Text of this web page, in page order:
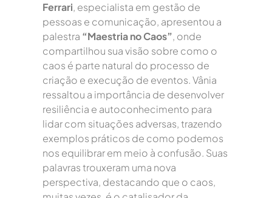
Ferrari, especialista em gestão de
pessoas e comunicação, apresentou a
palestra “Maestria no Caos”, onde
compartilhou sua visão sobre como o
caos é parte natural do processo de
criação e execução de eventos. Vânia
ressaltou a importância de desenvolver
resiliência e autoconhecimento para
lidar com situações adversas, trazendo
exemplos práticos de como podemos
nos equilibrar em meio à confusão. Suas
palavras trouxeram uma nova
perspectiva, destacando que o caos,